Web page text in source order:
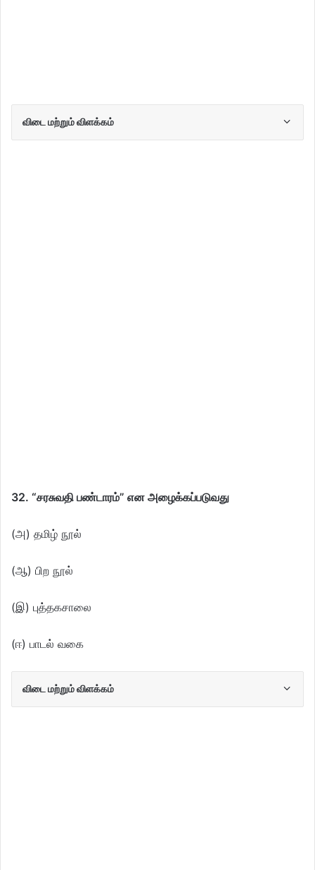
விடை மற்றும் விளக்கம்
32. “சரசுவதி பண்டாரம்” என அழைக்கப்படுவது
(அ) தமிழ் நூல்
(ஆ) பிற நூல்
(இ) புத்தகசாலை
(ஈ) பாடல் வகை
விடை மற்றும் விளக்கம்